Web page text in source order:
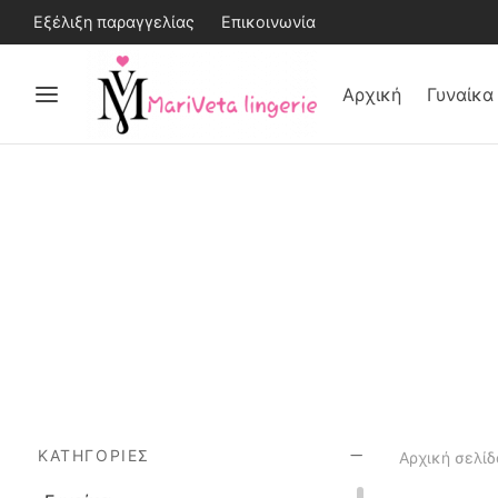
Εξέλιξη παραγγελίας Επικοινωνία
Αρχική Γυναίκα
ΚΑΤΗΓΟΡΊΕΣ Αρχική